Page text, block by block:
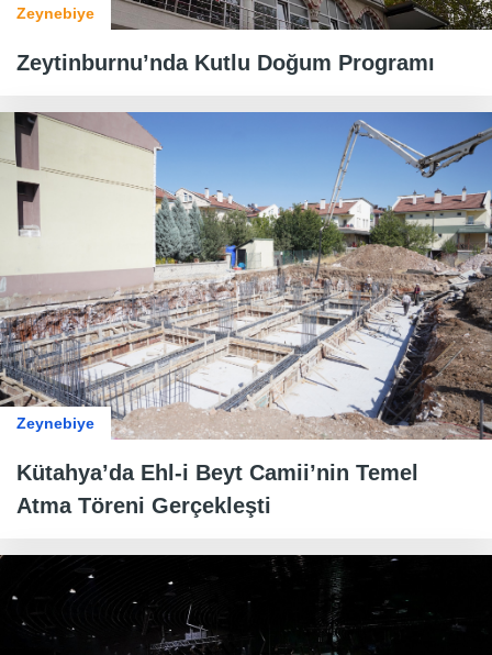
Zeynebiye
Zeytinburnu’nda Kutlu Doğum Programı
Zeynebiye
Kütahya’da Ehl-i Beyt Camii’nin Temel
Atma Töreni Gerçekleşti